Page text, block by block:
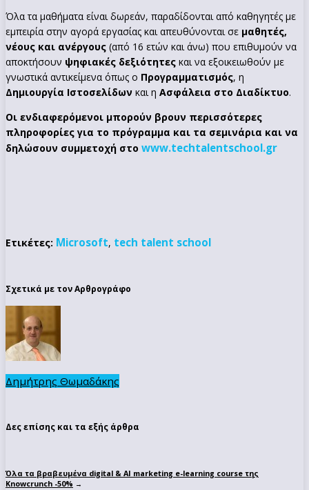
Όλα τα μαθήματα είναι δωρεάν, παραδίδονται από καθηγητές με
εμπειρία στην αγορά εργασίας και απευθύνονται σε μαθητές,
νέους και ανέργους (από 16 ετών και άνω) που επιθυμούν να
αποκτήσουν ψηφιακές δεξιότητες και να εξοικειωθούν με
γνωστικά αντικείμενα όπως ο Προγραμματισμός, η
Δημιουργία Ιστοσελίδων και η Ασφάλεια στο Διαδίκτυο.
Οι ενδιαφερόμενοι μπορούν βρουν περισσότερες
πληροφορίες για το πρόγραμμα και τα σεμινάρια και να
δηλώσουν συμμετοχή στο www.techtalentschool.gr
Ετικέτες: Microsoft, tech talent school
Σχετικά με τον Αρθρογράφο
Δημήτρης Θωμαδάκης
Δες επίσης και τα εξής άρθρα
Όλα τα βραβευμένα digital & AI marketing e-learning course της
Knowcrunch -50% →